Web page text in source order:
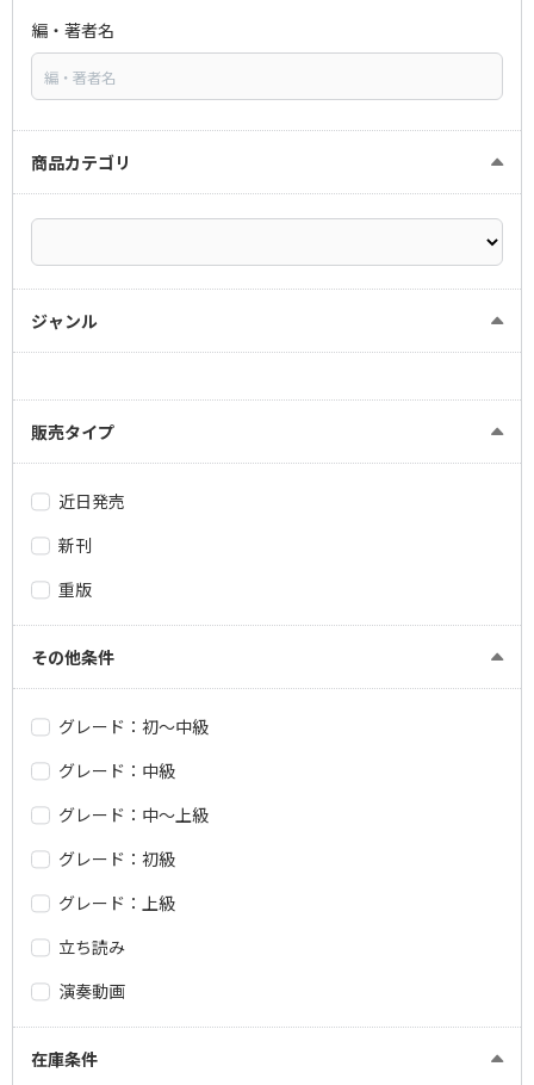
編・著者名
商品カテゴリ
ジャンル
販売タイプ
近日発売
新刊
重版
その他条件
グレード：初～中級
グレード：中級
グレード：中～上級
グレード：初級
グレード：上級
立ち読み
演奏動画
在庫条件